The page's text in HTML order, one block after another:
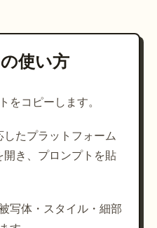
てもよい。
っている。
づいているだけであり視線
後。
ろうとしている。
使い方
をコピーします。
たプラットフォーム
開き、プロンプトを貼
写体・スタイル・細部